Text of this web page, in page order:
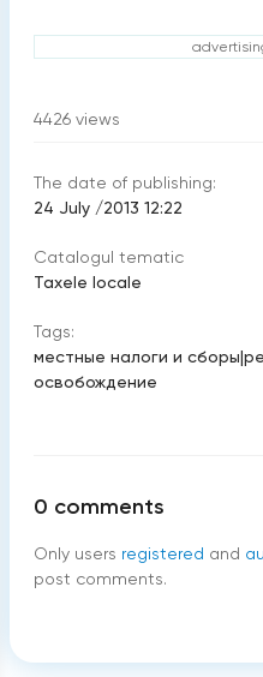
4426 views
The date of publishing:
24 July /2013 12:22
Catalogul tematic
Taxele locale
Tags:
местные налоги и сборы|
освобождение
0 comments
Only users registered and
post comments.